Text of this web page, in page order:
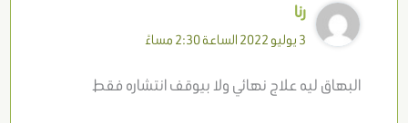
رنا
3 يوليو 2022 الساعة 2:30 مساءً
البهاق ليه علاج نهائي ولا بيوقف انتشاره فقط